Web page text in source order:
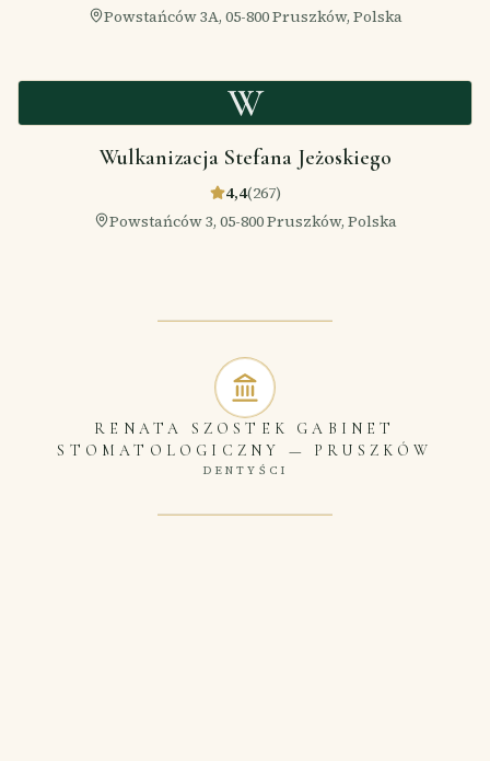
Powstańców 3A, 05-800 Pruszków, Polska
W
Wulkanizacja Stefana Jeżoskiego
4,4(267)
Powstańców 3, 05-800 Pruszków, Polska
RENATA SZOSTEK GABINET
STOMATOLOGICZNY
— PRUSZKÓW
DENTYŚCI